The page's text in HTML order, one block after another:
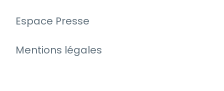
Espace Presse
Mentions légales